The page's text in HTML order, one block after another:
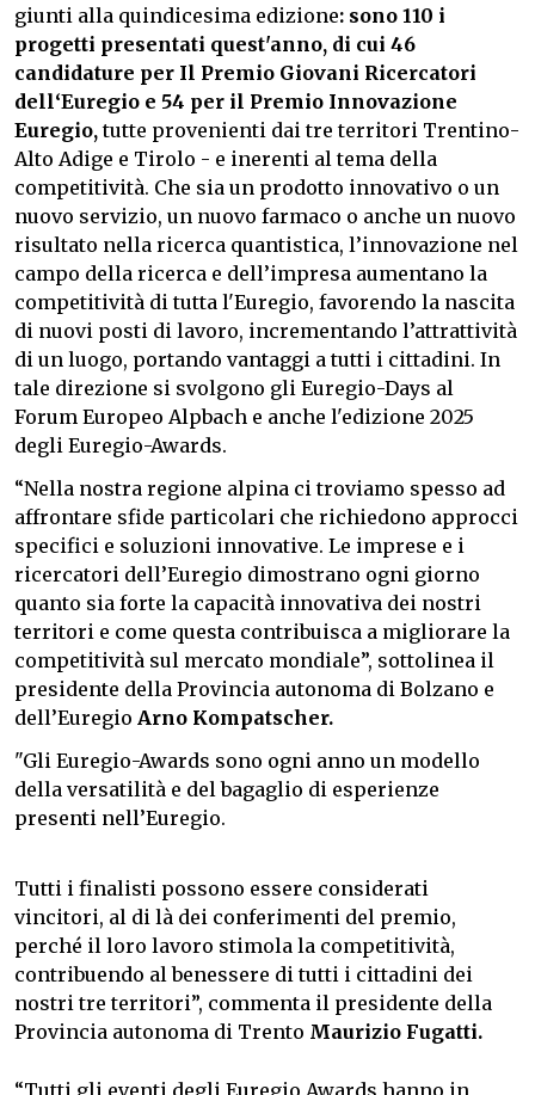
giunti alla quindicesima edizione: sono 110 i
progetti presentati quest'anno, di cui 46
candidature per Il Premio Giovani Ricercatori
dell‘Euregio e 54 per il Premio Innovazione
Euregio,tutte provenienti dai tre territori Trentino-
Alto Adige e Tirolo - e inerenti al tema della
competitività. Che sia un prodotto innovativo o un
nuovo servizio, un nuovo farmaco o anche un nuovo
risultato nella ricerca quantistica, l’innovazione nel
campo della ricerca e dell’impresa aumentano la
competitività di tutta l'Euregio, favorendo la nascita
di nuovi posti di lavoro, incrementando l’attrattività
di un luogo, portando vantaggi a tutti i cittadini. In
tale direzione si svolgono gli Euregio-Days al
Forum Europeo Alpbach e anche l'edizione 2025
degli Euregio-Awards.
“Nella nostra regione alpina ci troviamo spesso ad
affrontare sfide particolari che richiedono approcci
specifici e soluzioni innovative. Le imprese e i
ricercatori dell’Euregio dimostrano ogni giorno
quanto sia forte la capacità innovativa dei nostri
territori e come questa contribuisca a migliorare la
competitività sul mercato mondiale”, sottolinea il
presidente della Provincia autonoma di Bolzano e
dell’Euregio Arno Kompatscher.
"Gli Euregio-Awards sono ogni anno un modello
della versatilità e del bagaglio di esperienze
presenti nell’Euregio.
Tutti i finalisti possono essere considerati
vincitori, al di là dei conferimenti del premio,
perché il loro lavoro stimola la competitività,
contribuendo al benessere di tutti i cittadini dei
nostri tre territori”, commenta il presidente della
Provincia autonoma di Trento Maurizio Fugatti.
“Tutti gli eventi degli Euregio Awards hanno in